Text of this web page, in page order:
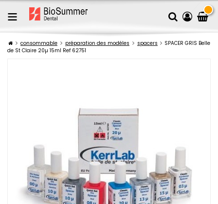
consommable préparation des modéles spacers
SPACER GRIS Belle
de St Claire 20µ 15ml Ref 62751